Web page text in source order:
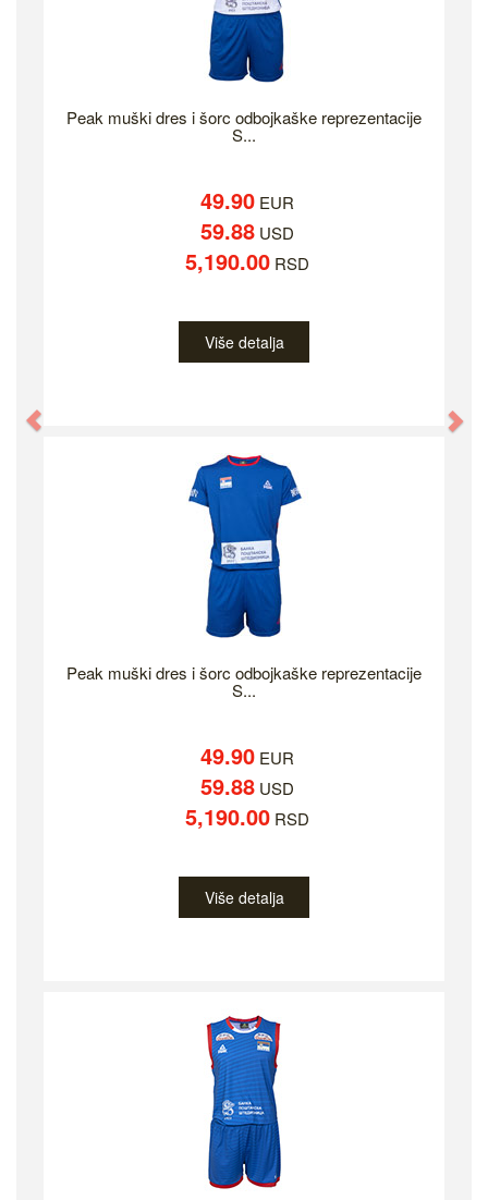
Peak muški dres i šorc odbojkaške reprezentacije
S...
49.90EUR
59.88USD
5,190.00RSD
Više detalja
Peak muški dres i šorc odbojkaške reprezentacije
S...
49.90EUR
59.88USD
5,190.00RSD
Više detalja